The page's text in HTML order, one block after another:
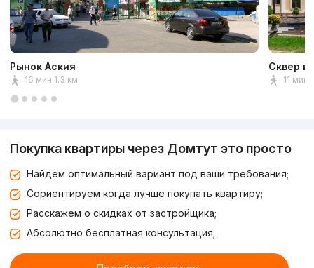
Рынок Аския
16 мин 1.3 км
Сквер
11 мин
Покупка квартиры через Домтут это просто
Найдём оптимальный вариант под ваши требования;
Сориентируем когда лучше покупать квартиру;
Расскажем о скидках от застройщика;
Абсолютно бесплатная консультация;